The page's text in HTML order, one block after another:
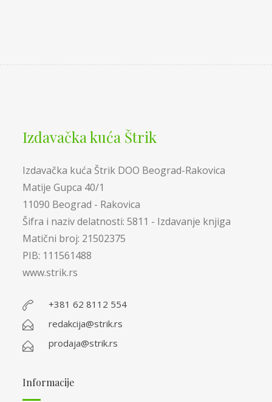
Izdavačka kuća Štrik
Izdavačka kuća Štrik DOO Beograd-Rakovica
Matije Gupca 40/1
11090 Beograd - Rakovica
Šifra i naziv delatnosti: 5811 - Izdavanje knjiga
Matični broj: 21502375
PIB: 111561488
www.strik.rs
+381 62 8112 554
redakcija@strik.rs
prodaja@strik.rs
Informacije